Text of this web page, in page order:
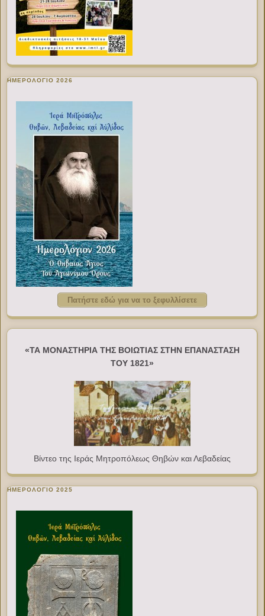
ΗΜΕΡΟΛΟΓΙΟ 2026
Πατήστε εδώ για να το ξεφυλλίσετε
«ΤΑ ΜΟΝΑΣΤΗΡΙΑ ΤΗΣ ΒΟΙΩΤΙΑΣ ΣΤΗΝ ΕΠΑΝΑΣΤΑΣΗ
ΤΟΥ 1821»
Βίντεο της Ιεράς Μητροπόλεως Θηβών και Λεβαδείας
ΗΜΕΡΟΛΟΓΙΟ 2025